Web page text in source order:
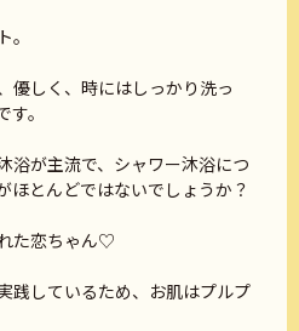
優しく、時にはしっかり洗っ
。
浴が主流で、シャワー沐浴につ
ほとんどではないでしょうか？
た恋ちゃん♡
践しているため、お肌はプルプ